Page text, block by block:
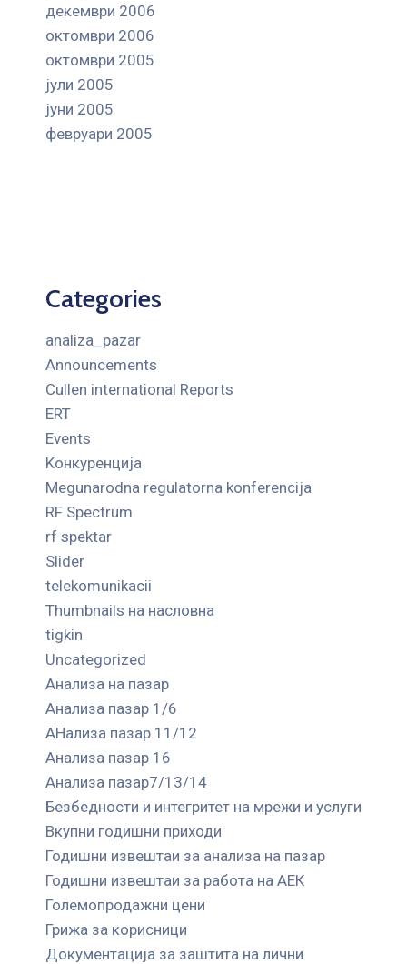
декември 2006
октомври 2006
октомври 2005
јули 2005
јуни 2005
февруари 2005
Categories
analiza_pazar
Announcements
Cullen international Reports
ERT
Events
Kонкуренција
Megunarodna regulatorna konferencija
RF Spectrum
rf spektar
Slider
telekomunikacii
Thumbnails на насловна
tigkin
Uncategorized
Анализа на пазар
Анализа пазар 1/6
АНализа пазар 11/12
Анализа пазар 16
Анализа пазар7/13/14
Безбедности и интегритет на мрежи и услуги
Вкупни годишни приходи
Годишни извештаи за анализа на пазар
Годишни извештаи за работа на АЕК
Големопродажни цени
Грижа за корисници
Документација за заштита на лични